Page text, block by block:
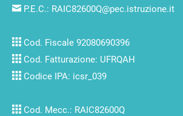
P.E.C.: RAIC82600Q@pec.istruzione.it
Cod. Fiscale 92080690396
Cod. Fatturazione: UFRQAH
Codice IPA: icsr_039
Cod. Mecc.: RAIC82600Q